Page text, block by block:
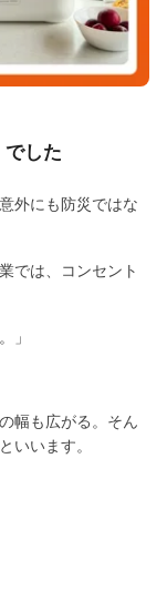
でした
外にも防災ではな
では、コンセント
」
幅も広がる。そん
いいます。